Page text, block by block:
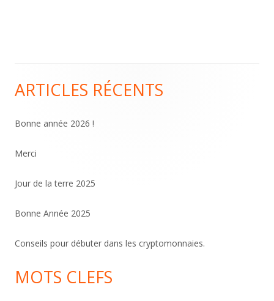
Colonne
principale
ARTICLES RÉCENTS
Bonne année 2026 !
Merci
Jour de la terre 2025
Bonne Année 2025
Conseils pour débuter dans les cryptomonnaies.
MOTS CLEFS